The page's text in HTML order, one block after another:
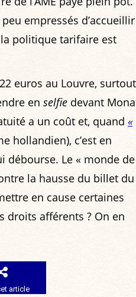
empressés d’accueillir
politique tarifaire est
euros au Louvre, surtout
en selfie devant Mona
a un coût et, quand «
hollandien), c’est en
débourse. Le « monde de
la hausse du billet du
en cause certaines
droits afférents ? On en
article